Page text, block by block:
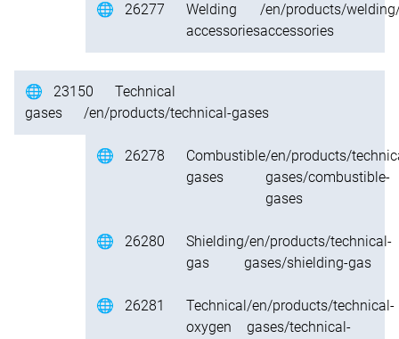
🌐 26277
Welding
accessories
/en/products/
accessories
🌐 23150
Technical
gases
/en/products/technical-gases
🌐 26278
Combustible
gases
/en/products/
gases/combustible-
gases
🌐 26280
Shielding
gas
/en/products/technical-
gases/shielding-gas
🌐 26281
Technical
oxygen
/en/products/technical-
gases/technical-